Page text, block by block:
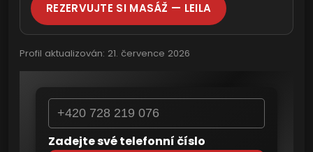
REZERVUJTE SI MASÁŽ — LEILA
Profil aktualizován: 21. července 2026
Zadejte své telefonní číslo